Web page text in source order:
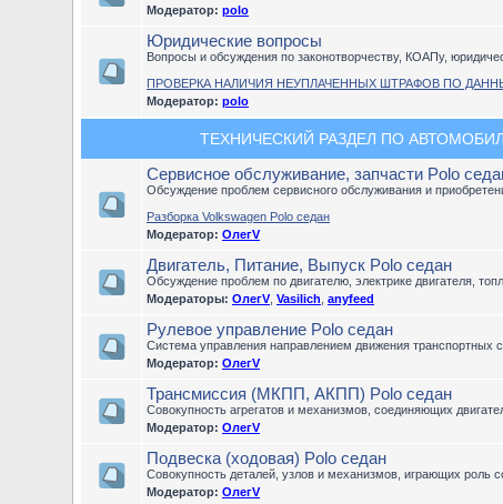
Модератор: polo
Юридические вопросы
Вопросы и обсуждения по законотворчеству, КОАПу,
ПРОВЕРКА НАЛИЧИЯ НЕУПЛАЧЕННЫХ ШТРАФОВ ПО
Модератор: polo
ТЕХНИЧЕСКИЙ РАЗДЕЛ ПО
Сервисное обслуживание, запчасти Polo
Обсуждение проблем сервисного обслуживания и
Разборка Volkswagen Polo седан
Модератор: ОлегV
Двигатель, Питание, Выпуск Polo седан
Обсуждение проблем по двигателю, электрике двигателя,
Модераторы: ОлегV, Vasilich anyfeed
Рулевое управление Polo седан
Система управления направлением движения транспортных
Модератор: ОлегV
Трансмиссия (МКПП, АКПП) Polo седан
Совокупность агрегатов и механизмов, соединяющих
Модератор: ОлегV
Подвеска (ходовая) Polo седан
Совокупность деталей, узлов и механизмов, играющих роль
Модератор: ОлегV